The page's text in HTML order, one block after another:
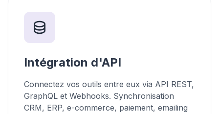
Intégration d'API
Connectez vos outils entre eux via API REST,
GraphQL et Webhooks. Synchronisation
CRM, ERP, e-commerce, paiement, emailing